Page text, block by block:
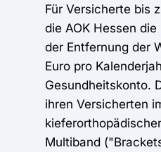
Für Versicherte bis
die AOK Hessen
der Entfernung der
Euro pro
Gesundheitskonto.
ihren Versicherten
Multiband